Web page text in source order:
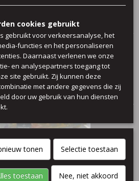
1 2 »
cookies gebruikt
gebruikt voor verkeersanalyse, het
functies en het personaliseren
Daarnaast verlenen we onze
en analysepartners toegang tot
site gebruikt. Zij kunnen deze
met andere gegevens die zij
door uw gebruik van hun diensten
tonen Selectie toestaan
toestaan Nee, niet akkoord